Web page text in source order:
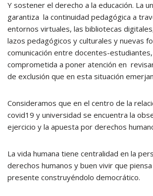
Y sostener el derecho a la educación. La
garantiza la continuidad pedagógica a
entornos virtuales, las bibliotecas
lazos pedagógicos y culturales y nuevas
comunicación entre docentes-
comprometida a poner atención en
de exclusión que en esta situación
Consideramos que en el centro de la
covid19 y universidad se encuentra la
ejercicio y la apuesta por derechos
La vida humana tiene centralidad en la
derechos humanos y buen vivir que
presente construyéndolo democrático.